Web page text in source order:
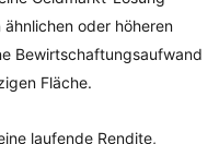
oder höheren
Bewirtschaftungsaufwand
Fläche.
laufende Rendite,